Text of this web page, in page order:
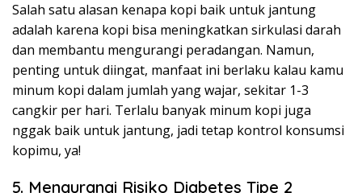
Salah satu alasan kenapa kopi baik untuk jantung
adalah karena kopi bisa meningkatkan sirkulasi darah
dan membantu mengurangi peradangan. Namun,
penting untuk diingat, manfaat ini berlaku kalau kamu
minum kopi dalam jumlah yang wajar, sekitar 1-3
cangkir per hari. Terlalu banyak minum kopi juga
nggak baik untuk jantung, jadi tetap kontrol konsumsi
kopimu, ya!
5. Mengurangi Risiko Diabetes Tipe 2